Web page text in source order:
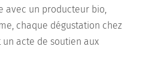
avec un producteur bio,
chaque dégustation chez
acte de soutien aux